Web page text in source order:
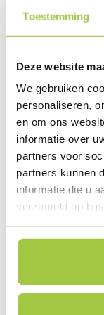
Toestemming
Deze website
We gebruiken
personaliseren,
en om ons
informatie over
partners voor
partners kunnen
informatie die u
verzameld op
KIDS
VICI meegroei-
€299,00
Dit product is te
bestellen in de winkel